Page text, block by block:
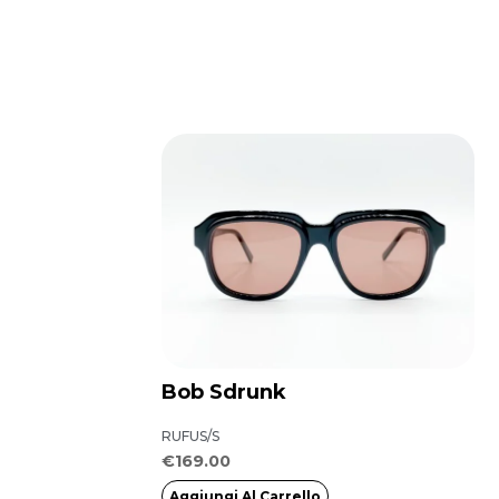
Bob Sdrunk
RUFUS/S
€169.00